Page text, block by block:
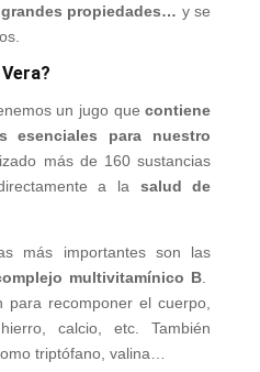
propiedades… y se
un jugo quecontiene
esenciales para nuestro
más de 160 sustancias
a la salud de
más importantes son las
multivitamínico B
para recomponer el cuerpo,
calcio, etc. También
triptófano, valina…